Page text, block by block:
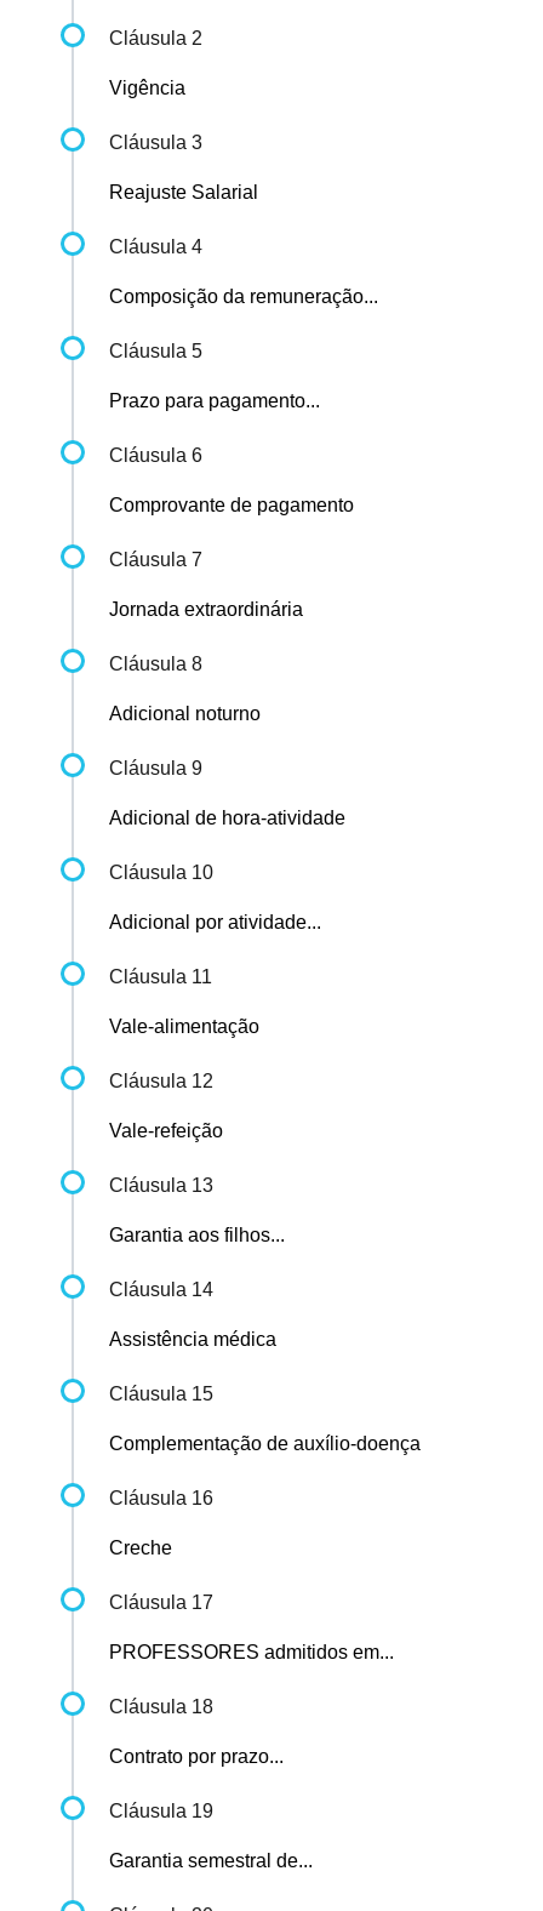
Cláusula 2
Vigência
Cláusula 3
Reajuste Salarial
Cláusula 4
Composição da remuneração...
Cláusula 5
Prazo para pagamento...
Cláusula 6
Comprovante de pagamento
Cláusula 7
Jornada extraordinária
Cláusula 8
Adicional noturno
Cláusula 9
Adicional de hora-atividade
Cláusula 10
Adicional por atividade...
Cláusula 11
Vale-alimentação
Cláusula 12
Vale-refeição
Cláusula 13
Garantia aos filhos...
Cláusula 14
Assistência médica
Cláusula 15
Complementação de auxílio-doença
Cláusula 16
Creche
Cláusula 17
PROFESSORES admitidos em...
Cláusula 18
Contrato por prazo...
Cláusula 19
Garantia semestral de...